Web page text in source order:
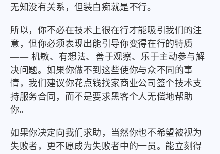
无知没有关系，但装白痴就是不行。
所以，你不必在技术上很在行才能吸引我们的注
意，但你必须表现出能引导你变得在行的特质
—— 机敏、有想法、善于观察、乐于主动参与解
决问题。如果你做不到这些使你与众不同的事
情，我们建议你花点钱找家商业公司签个技术支
持服务合同，而不是要求黑客个人无偿地帮助
你。
如果你决定向我们求助，当然你也不希望被视为
失败者，更不愿成为失败者中的一员。能立刻得